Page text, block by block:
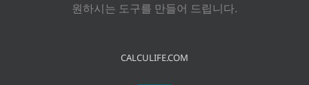
원하시는 도구를 만들어 드립니다.
CALCULIFE.COM